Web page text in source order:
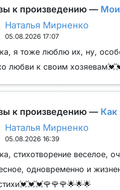
к произведению —
Наталья Мирненко
05.08.2026 17:07
я тоже люблю их, ну,
любви к своим
к произведению — Как
Наталья Мирненко
05.08.2026 16:39
стихотворение веселое,
одновременно и